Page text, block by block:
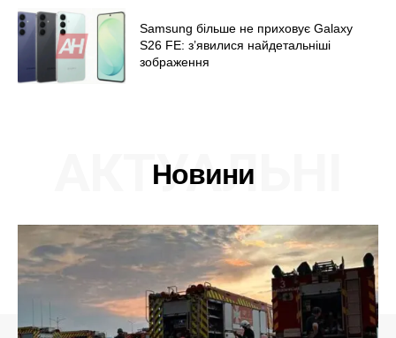
Samsung більше не приховує Galaxy
S26 FE: з’явилися найдетальніші
зображення
Новини
АКТУАЛЬНІ